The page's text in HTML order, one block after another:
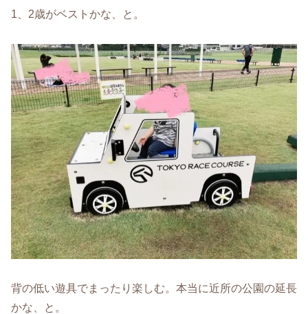
1、2歳がベストかな、と。
背の低い遊具でまったり楽しむ。本当に近所の公園の延長
かな、と。